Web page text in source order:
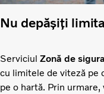
Nu depășiți
Serviciul Zonă de
cu limitele de viteză pe
pe o hartă. Prin